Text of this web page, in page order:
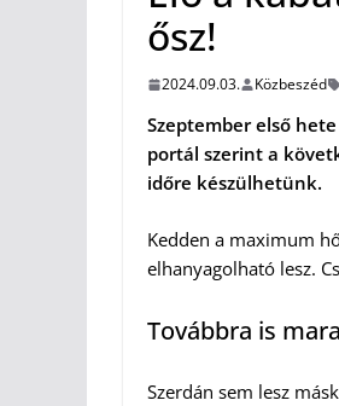
ősz!
2024.09.03. Közbeszéd
Szeptember első
portál szerint a
időre készülhetünk.
Kedden a maximum
elhanyagolható lesz.
Továbbra is
Szerdán sem lesz